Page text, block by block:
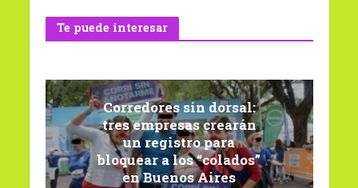
Te puede interesar
Corredores sin dorsal:
tres empresas crearán
un registro para
bloquear a los “colados”
en Buenos Aires